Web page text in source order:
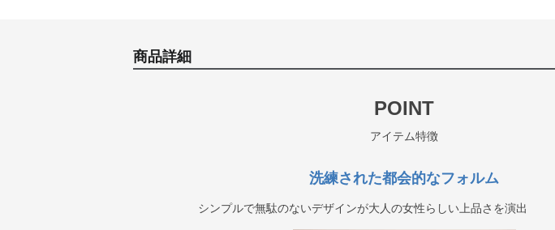
商品詳細
POINT
アイテム特徴
洗練された都会的なフォルム
シンプルで無駄のないデザインが大人の女性らしい上品さを演出